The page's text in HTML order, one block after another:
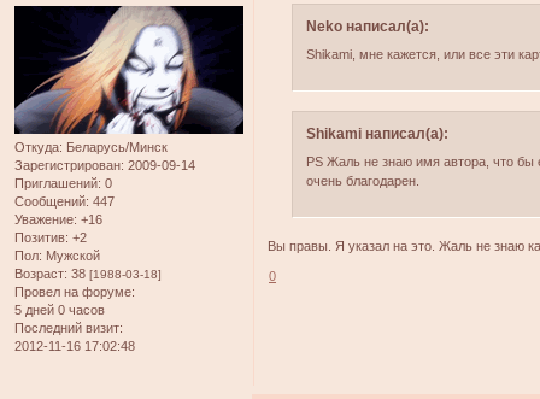
Откуда: Беларусь/Минск
Зарегистрирован: 2009-09-14
Приглашений: 0
Сообщений: 447
Уважение: +16
Позитив: +2
Пол: Мужской
Возраст: 38 [1988-03-18]
Провел на форуме:
5 дней 0 часов
Последний визит:
2012-11-16 17:02:48
Neko написал(а):
Shikami, мне кажется, или все эти
Shikami написал(а):
PS Жаль не знаю имя автора, что бы
очень благодарен.
Вы правы. Я указал на это. Жаль не знаю
0